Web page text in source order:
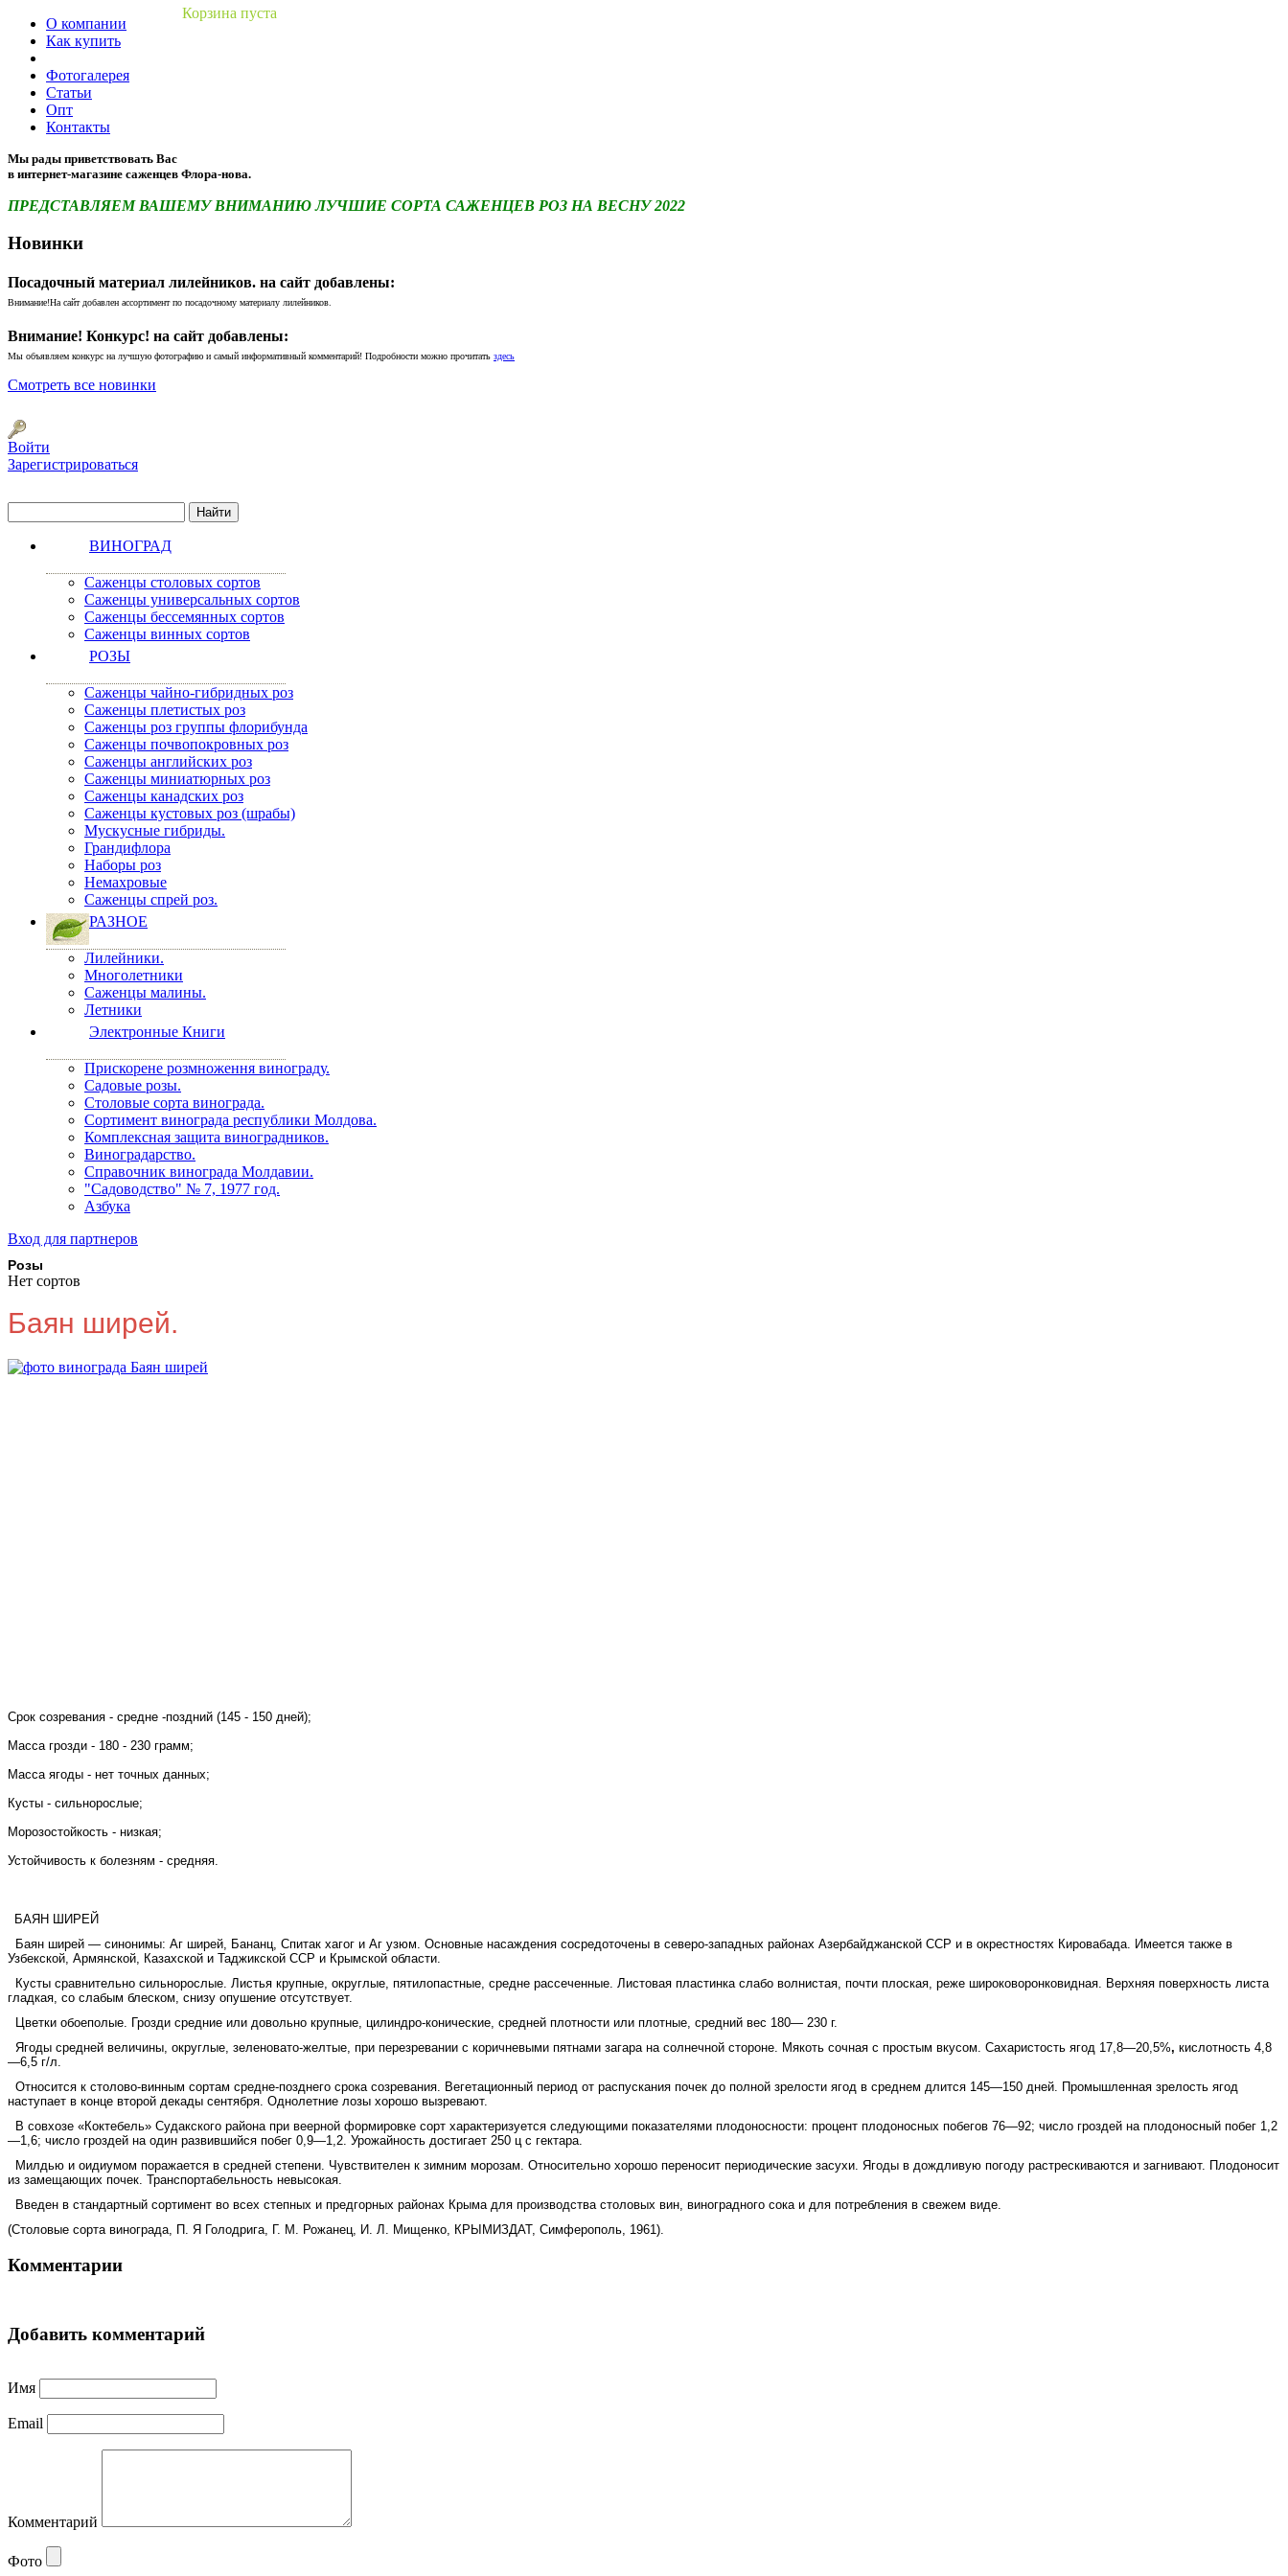
Корзина пуста
О компании
Как купить
Фотогалерея
Статьи
Опт
Контакты
Мы рады приветствовать Вас
в интернет-магазине саженцев Флора-нова.
ПРЕДСТАВЛЯЕМ ВАШЕМУ ВНИМАНИЮ ЛУЧШИЕ СОРТА САЖЕНЦЕВ РОЗ НА ВЕСНУ 2022
Новинки
Посадочный материал лилейников. на сайт добавлены:
Внимание!На сайт добавлен ассортимент по посадочному материалу лилейников.
Внимание! Конкурс! на сайт добавлены:
Мы объявляем конкурс на лучшую фотографию и самый информативный комментарий! Подробности можно прочитать здесь
Смотреть все новинки
Войти
Зарегистрироваться
ВИНОГРАД
Саженцы столовых сортов
Саженцы универсальных сортов
Саженцы бессемянных сортов
Саженцы винных сортов
РОЗЫ
Саженцы чайно-гибридных роз
Саженцы плетистых роз
Саженцы роз группы флорибунда
Саженцы почвопокровных роз
Саженцы английских роз
Саженцы миниатюрных роз
Саженцы канадских роз
Саженцы кустовых роз (шрабы)
Мускусные гибриды.
Грандифлора
Наборы роз
Немахровые
Саженцы спрей роз.
РАЗНОЕ
Лилейники.
Многолетники
Саженцы малины.
Летники
Электронные Книги
Прискорене розмноження винограду.
Садовые розы.
Столовые сорта винограда.
Сортимент винограда республики Молдова.
Комплексная защита виноградников.
Виноградарство.
Справочник винограда Молдавии.
"Садоводство" № 7, 1977 год.
Азбука
Вход для партнеров
Розы
Нет сортов
Баян ширей.
Срок созревания - средне -поздний (145 - 150 дней);
Масса грозди - 180 - 230 грамм;
Масса ягоды - нет точных данных;
Кусты - сильнорослые;
Морозостойкость - низкая;
Устойчивость к болезням - средняя.
БАЯН ШИРЕЙ
Баян ширей — синонимы: Аг ширей, Бананц, Спитак хагог и Аг узюм. Основные насаждения сосредоточены в северо-западных районах Азербайджанской ССР и в окрестностях Кировабада. Имеется также в
Узбекской, Армянской, Казахской и Таджикской ССР и Крымской области.
Кусты сравнительно сильнорослые. Листья крупные, округлые, пятилопастные, средне рассеченные. Листовая пластинка слабо волнистая, почти плоская, реже широковоронковидная. Верхняя поверхность листа
гладкая, со слабым блеском, снизу опушение отсутствует.
Цветки обоеполые. Грозди средние или довольно крупные, цилиндро-конические, средней плотности или плотные, средний вес 180— 230 г.
Ягоды средней величины, округлые, зеленовато-желтые, при перезревании с коричневыми пятнами загара на солнечной стороне. Мякоть сочная с простым вкусом. Сахаристость ягод 17,8—20,5%, кислотность 4,8
—6,5 г/л.
Относится к столово-винным сортам средне-позднего срока созревания. Вегетационный период от распускания почек до полной зрелости ягод в среднем длится 145—150 дней. Промышленная зрелость ягод
наступает в конце второй декады сентября. Однолетние лозы хорошо вызревают.
В совхозе «Коктебель» Судакского района при веерной формировке сорт характеризуется следующими показателями плодоносности: процент плодоносных побегов 76—92; число гроздей на плодоносный побег 1,2
—1,6; число гроздей на один развившийся побег 0,9—1,2. Урожайность достигает 250 ц с гектара.
Милдью и оидиумом поражается в средней степени. Чувствителен к зимним морозам. Относительно хорошо переносит периодические засухи. Ягоды в дождливую погоду растрескиваются и загнивают. Плодоносит
из замещающих почек. Транспортабельность невысокая.
Введен в стандартный сортимент во всех степных и предгорных районах Крыма для производства столовых вин, виноградного сока и для потребления в свежем виде.
(Столовые сорта винограда, П. Я Голодрига, Г. М. Рожанец, И. Л. Мищенко, КРЫМИЗДАТ, Симферополь, 1961).
Комментарии
Добавить комментарий
Имя
Email
Комментарий
Фото